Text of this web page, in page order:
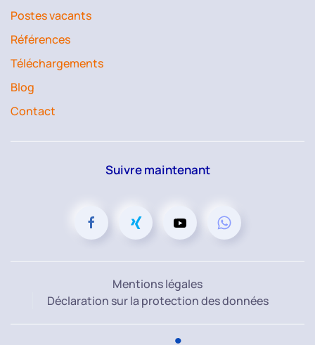
Postes vacants
Références
Téléchargements
Blog
Contact
Suivre maintenant
Mentions légales
Déclaration sur la protection des données